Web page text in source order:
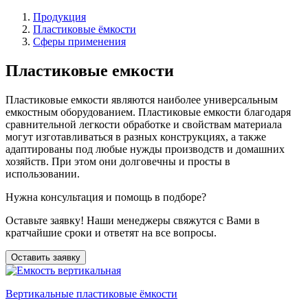
Продукция
Пластиковые ёмкости
Сферы применения
Пластиковые емкости
Пластиковые емкости являются наиболее универсальным
емкостным оборудованием. Пластиковые емкости благодаря
сравнительной легкости обработке и свойствам материала
могут изготавливаться в разных конструкциях, а также
адаптированы под любые нужды производств и домашних
хозяйств. При этом они долговечны и просты в
использовании.
Нужна консультация и помощь в подборе?
Оставьте заявку! Наши менеджеры свяжутся с Вами в
кратчайшие сроки и ответят на все вопросы.
Оставить заявку
Вертикальные пластиковые ёмкости